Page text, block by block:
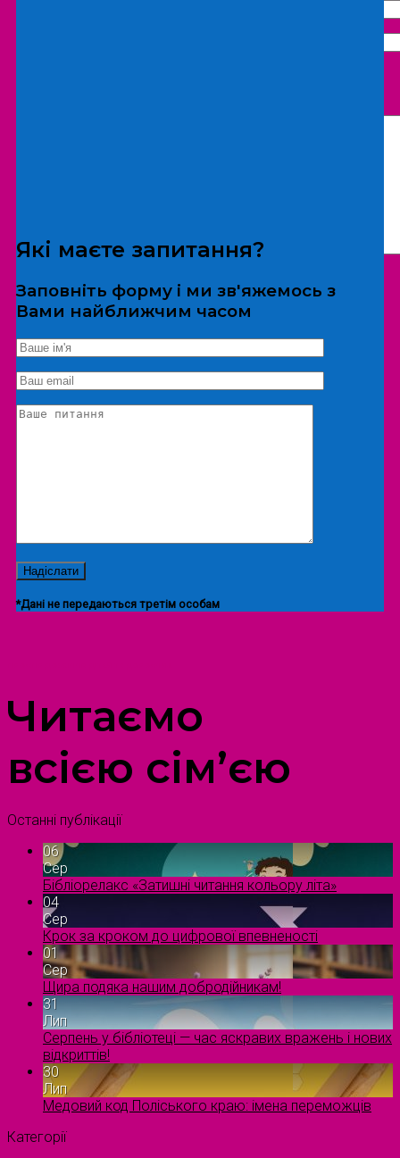
*Дані не передаються третім особам
Екскурсія/локація
Які маєте запитання?
Заповніть форму і ми зв'яжемось з
Вами найближчим часом
*Дані не передаються третім особам
Читаємо
всією сім’єю
Останні публікації
06
Сер
Бібліорелакс «Затишні читання кольору літа»
04
Сер
Крок за кроком до цифрової впевненості
01
Сер
Щира подяка нашим добродійникам!
31
Лип
Серпень у бібліотеці — час яскравих вражень і нових
відкриттів!
30
Лип
Медовий код Поліського краю: імена переможців
Категорії